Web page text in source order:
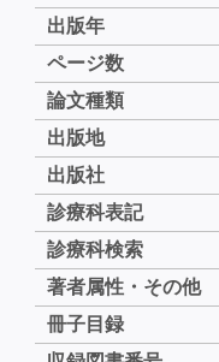
出版年
ページ数
論文種類
出版地
出版社
診療科表記
診療科検索
著者属性・その他
冊子目録